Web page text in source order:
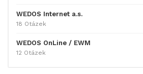
WEDOS Internet a.s.
18 Otázek
WEDOS OnLine / EWM
12 Otázek